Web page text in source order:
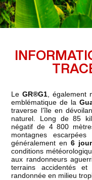
LeGR®G1 ,
emblématique de la
traverse l’île en
naturel. Long de 85
négatif de 4 800
montagnes
généralement en6
conditions
aux randonneurs
terrains accidentés
randonnée en milieu